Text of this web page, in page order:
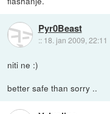
Pyr0Beast
:: 18. jan 2009, 22:11
niti ne :)
better safe than sorry ..